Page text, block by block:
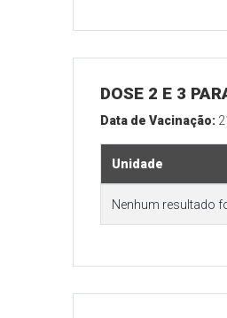
DOSE 2 E 3
Data de Vacinação:
Unidade
Nenhum resultado